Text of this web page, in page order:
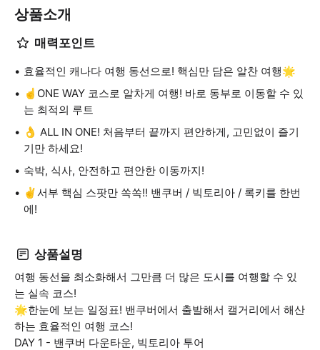
상품소개
매력포인트
효율적인 캐나다 여행 동선으로! 핵심만 담은 알찬 여행🌟
☝️ONE WAY 코스로 알차게 여행! 바로 동부로 이동할 수 있
는 최적의 루트
👌 ALL IN ONE! 처음부터 끝까지 편안하게, 고민없이 즐기
기만 하세요!
숙박, 식사, 안전하고 편안한 이동까지!
✌️서부 핵심 스팟만 쏙쏙!! 밴쿠버 / 빅토리아 / 록키를 한번
에!
상품설명
여행 동선을 최소화해서 그만큼 더 많은 도시를 여행할 수 있
는 실속 코스!
🌟한눈에 보는 일정표! 밴쿠버에서 출발해서 캘거리에서 해산
하는 효율적인 여행 코스!
DAY 1 - 밴쿠버 다운타운, 빅토리아 투어